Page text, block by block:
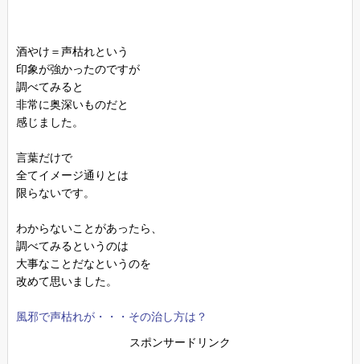
酒やけ＝声枯れという
印象が強かったのですが
調べてみると
非常に奥深いものだと
感じました。
言葉だけで
全てイメージ通りとは
限らないです。
わからないことがあったら、
調べてみるというのは
大事なことだなというのを
改めて思いました。
風邪で声枯れが・・・その治し方は？
スポンサードリンク